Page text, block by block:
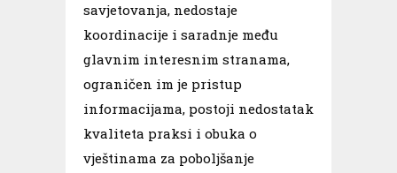
savjetovanja, nedostaje
koordinacije i saradnje među
glavnim interesnim stranama,
ograničen im je pristup
informacijama, postoji nedostatak
kvaliteta praksi i obuka o
vještinama za poboljšanje